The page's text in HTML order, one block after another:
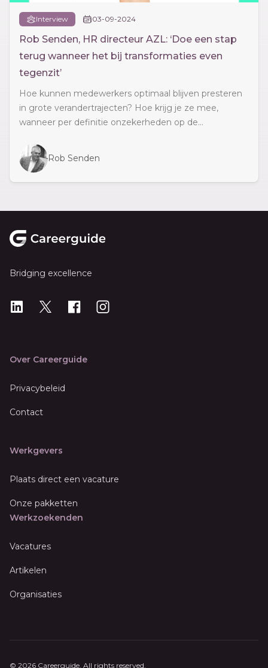
Interview 03-09-2024
Rob Senden, HR directeur AZL: ‘Doe een stap
terug wanneer het bij transformaties even
tegenzit’
Hoe kunnen medewerkers optimaal blijven presteren
in grote verandertrajecten? Hoe krijg je ze mee,
wanneer per definitie onzekerheden op de...
Rob Senden
Bridging excellence
LinkedIn
X Instagram
Over Careerguide
Privacybeleid
Contact
Werkgevers
Plaats direct een vacature
Onze pakketten
Werkzoekenden
Vacatures
Artikelen
Organisaties
© 2026 Careerguide. All rights reserved.